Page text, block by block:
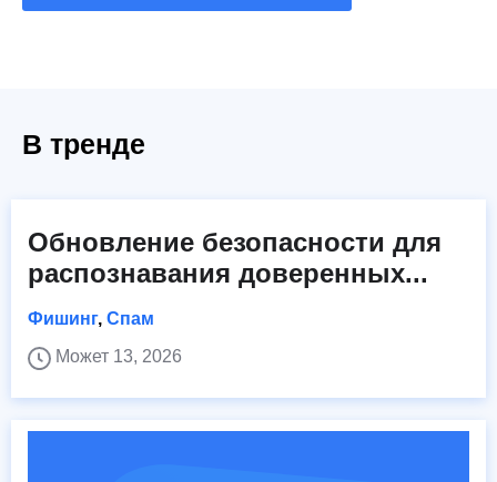
В тренде
Обновление безопасности для
распознавания доверенных...
Фишинг, Спам
Может 13, 2026